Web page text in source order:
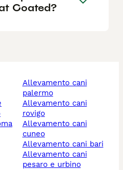
Coated?
allevamento cani
palermo
allevamento cani
rovigo
allevamento cani
cuneo
allevamento cani bari
allevamento cani
pesaro e urbino